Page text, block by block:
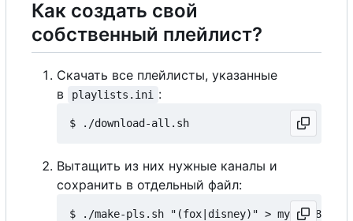
Как создать свой
собственный плейлист?
Скачать все плейлисты, указанные
в
playlists.ini :
Вытащить из них нужные каналы и
сохранить в отдельный файл: